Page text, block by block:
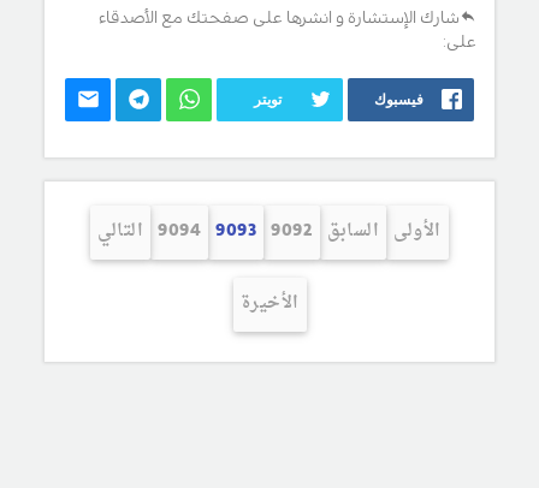
شارك الإستشارة و انشرها على صفحتك مع الأصدقاء
على:
فيسبوك تويتر
الأولى السابق 9092
9093
9094 التالي
الأخيرة